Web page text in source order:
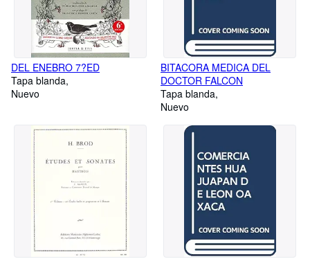
DEL ENEBRO 7?ED
Tapa blanda
Nuevo
BITACORA MEDICA DEL
DOCTOR FALCON
Tapa blanda
Nuevo